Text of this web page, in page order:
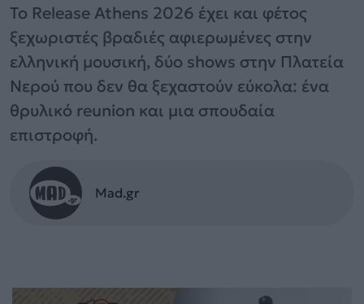
Το Release Athens 2026 έχει και φέτος
ξεχωριστές βραδιές αφιερωμένες στην
ελληνική μουσική, δύο shows στην Πλατεία
Νερού που δεν θα ξεχαστούν εύκολα: ένα
θρυλικό reunion και μια σπουδαία
επιστροφή.
Mad.gr